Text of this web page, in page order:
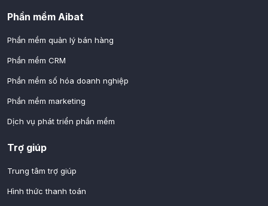
Phần mềm Aibat
Phần mềm quản lý bán hàng
Phần mềm CRM
Phần mềm số hóa doanh nghiệp
Phần mềm marketing
Dịch vụ phát triển phần mềm
Trợ giúp
Trung tâm trợ giúp
Hình thức thanh toán